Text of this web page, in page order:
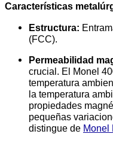
Características
Estructura:
(FCC).
Permeabilidad
crucial. El Monel
temperatura
la temperatura
propiedades
pequeñas
distingue de Monel